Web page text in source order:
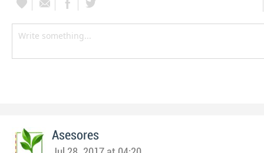
Asesores